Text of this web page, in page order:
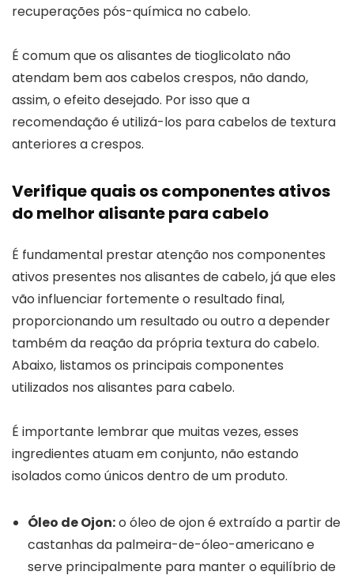
recuperações pós-química no cabelo.
É comum que os alisantes de tioglicolato não
atendam bem aos cabelos crespos, não dando,
assim, o efeito desejado. Por isso que a
recomendação é utilizá-los para cabelos de textura
anteriores a crespos.
Verifique quais os componentes ativos
do melhor alisante para cabelo
É fundamental prestar atenção nos componentes
ativos presentes nos alisantes de cabelo, já que eles
vão influenciar fortemente o resultado final,
proporcionando um resultado ou outro a depender
também da reação da própria textura do cabelo.
Abaixo, listamos os principais componentes
utilizados nos alisantes para cabelo.
É importante lembrar que muitas vezes, esses
ingredientes atuam em conjunto, não estando
isolados como únicos dentro de um produto.
Óleo de Ojon:o óleo de ojon é extraído a partir de
castanhas da palmeira-de-óleo-americano e
serve principalmente para manter o equilíbrio de